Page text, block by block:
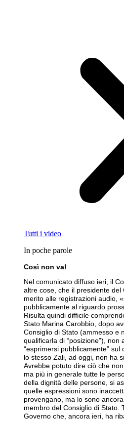
Tutti i video
In poche parole
Così non va!
Nel comunicato diffuso ieri, il
altre cose, che il presidente del
merito alle registrazioni audio,
pubblicamente al riguardo
Risulta quindi difficile
Stato Marina Carobbio, dopo
Consiglio di Stato (ammesso e
qualificarla di “posizione”), non
“esprimersi pubblicamente”
lo stesso Zali, ad oggi, non ha
Avrebbe potuto dire ciò che
ma più in generale tutte le
della dignità delle persone, si
quelle espressioni sono
provengano, ma lo sono
membro del Consiglio di Stato.
Governo che, ancora ieri, ha